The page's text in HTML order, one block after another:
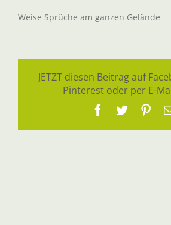
Weise Sprüche am ganzen Gelände
JETZT diesen Beitrag auf
Pinterest oder per E-
Facebook
Twitter